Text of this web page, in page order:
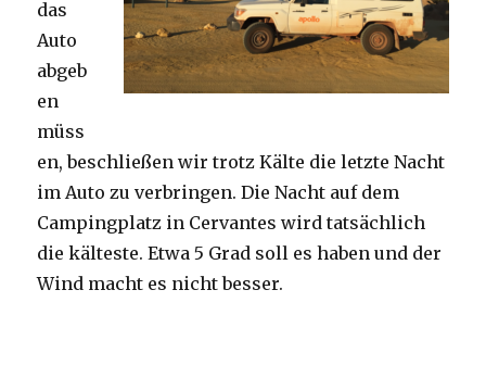
das
Auto
abgeb
en
müss
en, beschließen wir trotz Kälte die letzte Nacht
im Auto zu verbringen. Die Nacht auf dem
Campingplatz in Cervantes wird tatsächlich
die kälteste. Etwa 5 Grad soll es haben und der
Wind macht es nicht besser.